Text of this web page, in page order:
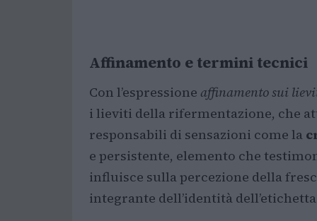
Affinamento e termini tecnici
Con l’espressione affinamento sui
i lieviti della rifermentazione, che
responsabili di sensazioni come la
e persistente, elemento che
influisce sulla percezione della
integrante dell’identità